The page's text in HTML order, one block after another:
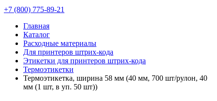
+7 (800) 775-89-21
Главная
Каталог
Расходные материалы
Для принтеров штрих-кода
Этикетки для принтеров штрих-кода
Термоэтикетки
Термоэтикетка, ширина 58 мм (40 мм, 700 шт/рулон, 40
мм (1 шт, в уп. 50 шт))